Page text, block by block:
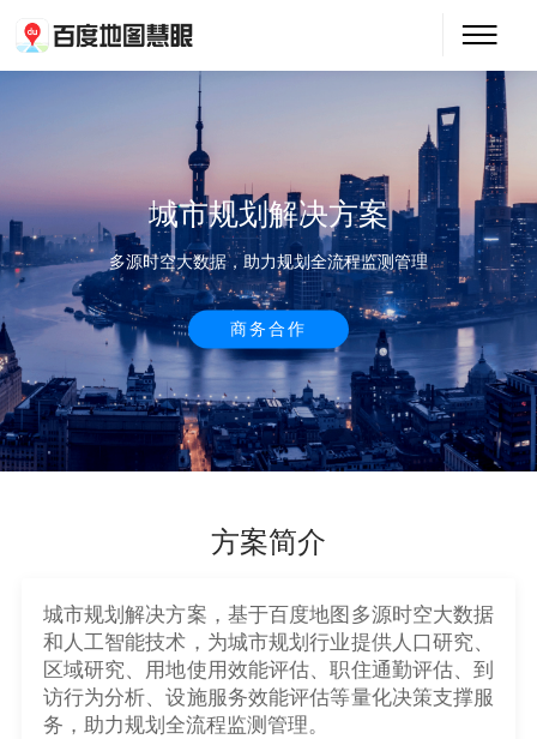
城市规划解决方案
多源时空大数据，助力规划全流程监测管理
商务合作
方案简介
城市规划解决方案，基于百度地图多源时空大数据
和人工智能技术，为城市规划行业提供人口研究、
区域研究、用地使用效能评估、职住通勤评估、到
访行为分析、设施服务效能评估等量化决策支撑服
务，助力规划全流程监测管理。